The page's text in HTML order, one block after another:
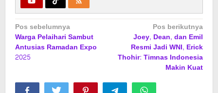
Navigasi
pos
Pos sebelumnya
Warga Pelaihari Sambut
Antusias Ramadan Expo
2025
Pos berikutnya
Joey, Dean, dan Emil
Resmi Jadi WNI, Erick
Thohir: Timnas Indonesia
Makin Kuat